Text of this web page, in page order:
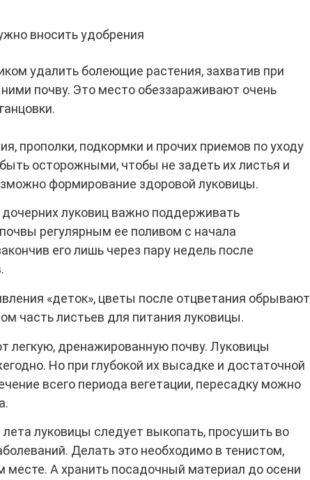
вносить удобрения
удалить болеющие растения, захватив при
почву. Это место обеззараживают очень
прополки, подкормки и прочих приемов по уходу
осторожными, чтобы не задеть их листья и
формирование здоровой луковицы.
луковиц важно поддерживать
регулярным ее поливом с начала
его лишь через пару недель после
«деток», цветы после отцветания обрывают
часть листьев для питания луковицы.
легкую, дренажированную почву. Луковицы
Но при глубокой их высадке и достаточной
всего периода вегетации, пересадку можно
луковицы следует выкопать, просушить во
Делать это необходимо в тенистом,
месте. А хранить посадочный материал до осени